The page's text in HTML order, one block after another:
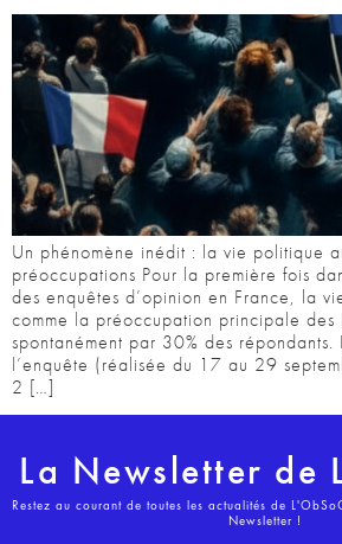
Un phénomène inédit : la vie politique
préoccupations Pour la première fois
des enquêtes d’opinion en France, la
comme la préoccupation principale des
spontanément par 30% des
l’enquête (réalisée du 17 au 29
2 […]
La Newsletter de
Restez au courant de toutes les actualités de
Newsletter !